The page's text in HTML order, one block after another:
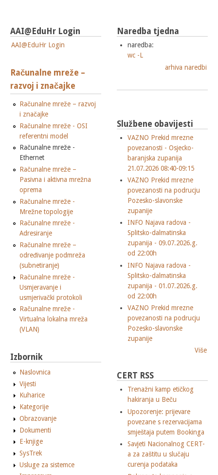
AAI@EduHr Login
AAI@EduHr Login
Računalne mreže –
razvoj i značajke
Računalne mreže – razvoj
i značajke
Računalne mreže - OSI
referentni model
Računalne mreže -
Ethernet
Računalne mreže –
Pasivna i aktivna mrežna
oprema
Računalne mreže -
Mrežne topologije
Računalne mreže -
Adresiranje
Računalne mreže –
određivanje podmreža
(subnetiranje)
Računalne mreže -
Usmjeravanje i
usmjerivački protokoli
Računalne mreže -
Virtualna lokalna mreža
(VLAN)
Izbornik
Naslovnica
Vijesti
Kuharice
Kategorije
Obrazovanje
Dokumenti
E-knjige
SysTrek
Usluge za sistemce
Naredba tjedna
naredba:
wc -L
arhiva naredbi
Službene obavijesti
VAZNO Prekid mrezne
povezanosti - Osjecko-
baranjska zupanija
21.07.2026 08:40-09:15
VAZNO Prekid mrezne
povezanosti na podrucju
Pozesko-slavonske
zupanije
INFO Najava radova -
Splitsko-dalmatinska
zupanija - 09.07.2026.g.
od 22:00h
INFO Najava radova -
Splitsko-dalmatinska
zupanija - 01.07.2026.g.
od 22:00h
VAZNO Prekid mrezne
povezanosti na podrucju
Pozesko-slavonske
zupanije
Više
CERT RSS
Trenažni kamp etičkog
hakiranja u Beču
Upozorenje: prijevare
povezane s rezervacijama
smještaja putem Bookinga
Savjeti Nacionalnog CERT-
a za zaštitu u slučaju
curenja podataka